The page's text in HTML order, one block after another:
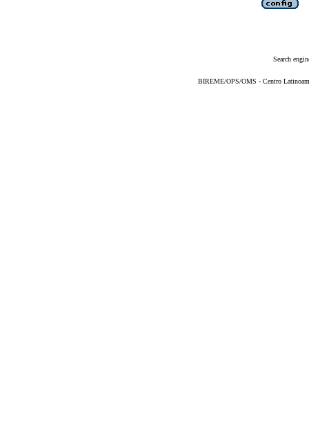
Search
BIREME/OPS/OMS - Centro